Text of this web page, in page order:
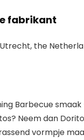
fabrikant
the
Barbecue
Neem dan
vormpje